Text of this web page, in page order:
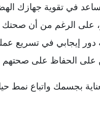
في تقوية جهازك
على الرغم من أن صحتك
دور إيجابي في تسريع
على الحفاظ على
بجسمك واتباع نمط